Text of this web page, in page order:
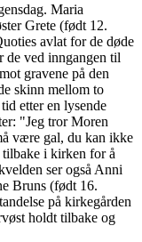
Maria
Grete (født 12.
avlat for de døde
de ved inngangen til
gravene på den
skinn mellom to
etter en lysende
"Jeg tror Moren
være gal, du kan ikke
tilbake i kirken for å
ser også Anni
Bruns (født 16.
på kirkegården
holdt tilbake og